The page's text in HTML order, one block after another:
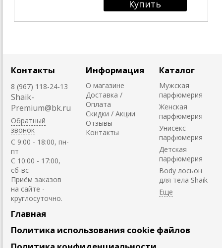
Контакты
8 (967) 118-24-13
Shaik-
Premium@bk.ru
Обратный
звонок
C 9:00 - 18:00, пн-
пт
С 10:00 - 17:00,
сб-вс
Приём заказов
на сайте -
круглосуточно.
Информация
О магазине
Доставка /
Оплата
Скидки / Акции
Отзывы
Контакты
Каталог
Мужская
парфюмерия
Женская
парфюмерия
Унисекс
парфюмерия
Детская
парфюмерия
Body лосьон
для тела Shaik
Главная
Политика использования cookie файлов